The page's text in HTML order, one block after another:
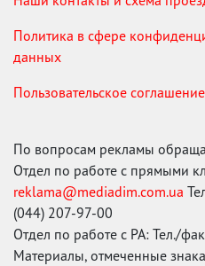
Политика в сфере
данных
Пользовательское соглашение
По вопросам рекламы
Отдел по работе с прямыми
reklama@mediadim.com.ua
(044) 207-97-00
Отдел по работе с РА: Тел./
Материалы, отмеченные